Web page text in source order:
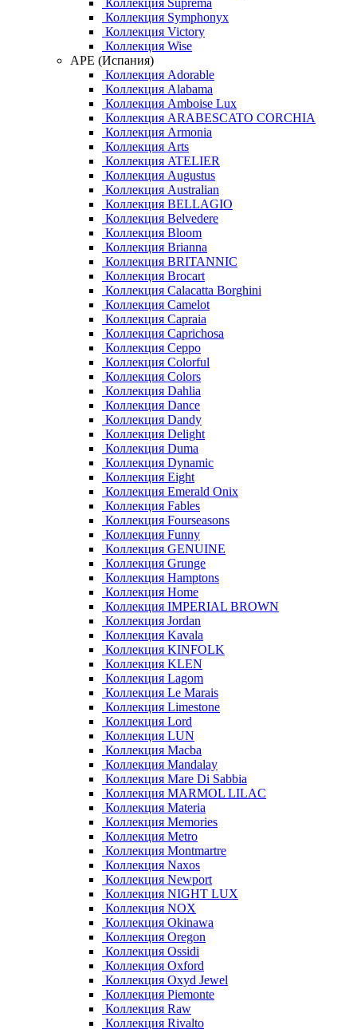
Коллекция Suprema
Коллекция Symphonyx
Коллекция Victory
Коллекция Wise
APE (Испания)
Коллекция Adorable
Коллекция Alabama
Коллекция Amboise Lux
Коллекция ARABESCATO CORCHIA
Коллекция Armonia
Коллекция Arts
Коллекция ATELIER
Коллекция Augustus
Коллекция Australian
Коллекция BELLAGIO
Коллекция Belvedere
Коллекция Bloom
Коллекция Brianna
Коллекция BRITANNIC
Коллекция Brocart
Коллекция Calacatta Borghini
Коллекция Camelot
Коллекция Capraia
Коллекция Caprichosa
Коллекция Ceppo
Коллекция Colorful
Коллекция Colors
Коллекция Dahlia
Коллекция Dance
Коллекция Dandy
Коллекция Delight
Коллекция Duma
Коллекция Dynamic
Коллекция Eight
Коллекция Emerald Onix
Коллекция Fables
Коллекция Fourseasons
Коллекция Funny
Коллекция GENUINE
Коллекция Grunge
Коллекция Hamptons
Коллекция Home
Коллекция IMPERIAL BROWN
Коллекция Jordan
Коллекция Kavala
Коллекция KINFOLK
Коллекция KLEN
Коллекция Lagom
Коллекция Le Marais
Коллекция Limestone
Коллекция Lord
Коллекция LUN
Коллекция Macba
Коллекция Mandalay
Коллекция Mare Di Sabbia
Коллекция MARMOL LILAC
Коллекция Materia
Коллекция Memories
Коллекция Metro
Коллекция Montmartre
Коллекция Naxos
Коллекция Newport
Коллекция NIGHT LUX
Коллекция NOX
Коллекция Okinawa
Коллекция Oregon
Коллекция Ossidi
Коллекция Oxford
Коллекция Oxyd Jewel
Коллекция Piemonte
Коллекция Raw
Коллекция Rivalto